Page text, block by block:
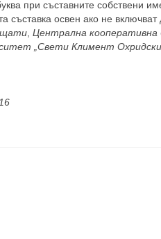
при съставните собствени
съставка освен ако не включват
щати Централна кооперативна
„Свети Климент